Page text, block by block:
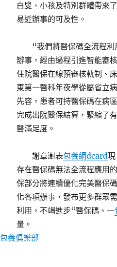
白叟、小孩及特別群體帶來
易近辦事的可及性。
“我們將醫保碼全流程利
辦事，經由過程引進智能審
住院醫保在線預審核軌制、
東第一醫科年夜學從屬省立
先容，患者可持醫保碼在病
完成出院醫保結算，緊縮了
醫滿足度。
謝章澍表包養網dcard
存在醫保碼無法全流程應用
保部分將連續優化完美醫保
化各項辦事，發布更多群眾
利用，不竭進步“醫保碼、一
量。
包養俱樂部